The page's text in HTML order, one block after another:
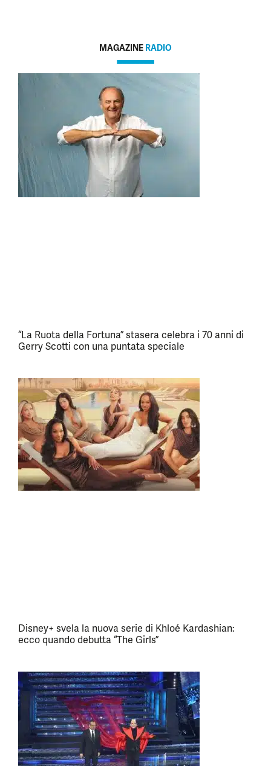
MAGAZINE RADIO
“La Ruota della Fortuna” stasera celebra i 70 anni di
Gerry Scotti con una puntata speciale
Disney+ svela la nuova serie di Khloé Kardashian:
ecco quando debutta “The Girls”